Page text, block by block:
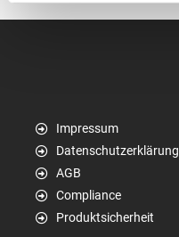
Impressum
Datenschutzerklärung
AGB
Compliance
Produktsicherheit